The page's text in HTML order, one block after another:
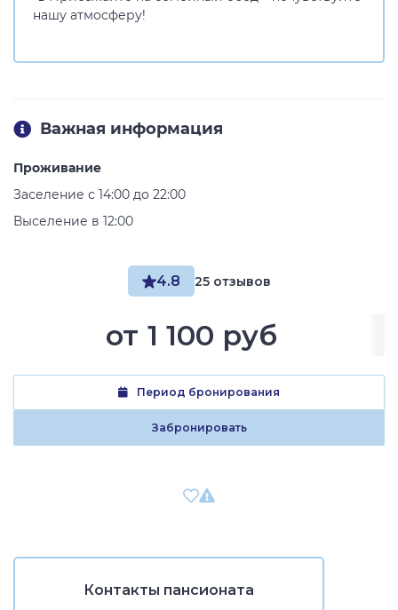
нашу атмосферу!
4.8 25 отзывов
от 1 100 руб
Период бронирования
Забронировать
Важная информация
Проживание
Заселение с 14:00 до 22:00
Выселение в 12:00
Контакты пансионата